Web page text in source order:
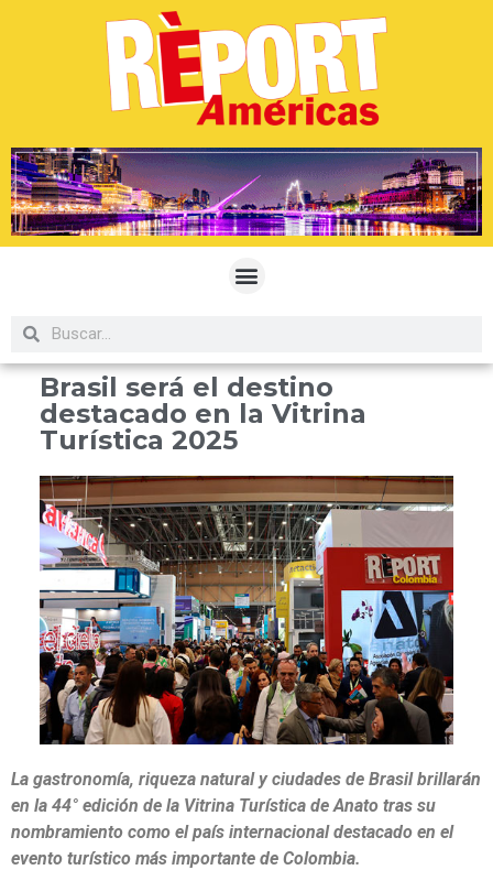
Brasil será el destino
destacado en la Vitrina
Turística 2025
La gastronomía, riqueza natural y ciudades de Brasil brillarán
en la 44° edición de la Vitrina Turística de Anato tras su
nombramiento como el país internacional destacado en el
evento turístico más importante de Colombia.